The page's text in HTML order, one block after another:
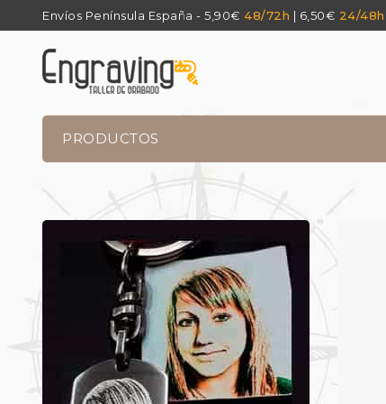
Envíos Península España - 5,90€ 48/72h | 6,50€ 24/48h
PRODUCTOS